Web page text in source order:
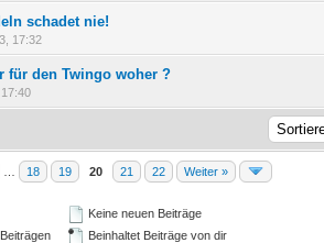
schadet nie!
17:32
- 0 von 5 durchschnittlich
123 45
für den Twingo woher ?
- 0 von 5 durchschnittlich
12345
18 19 20 21 22 Weiter »
Keine neuen Beiträge
Beinhaltet Beiträge von dir